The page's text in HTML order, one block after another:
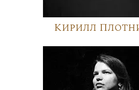
Кирилл